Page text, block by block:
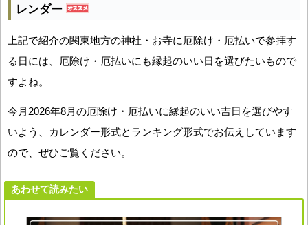
レンダー
上記で紹介の関東地方の神社・お寺に厄除け・厄払いで参拝す
る日には、厄除け・厄払いにも縁起のいい日を選びたいもので
すよね。
今月2026年8月の厄除け・厄払いに縁起のいい吉日を選びやす
いよう、カレンダー形式とランキング形式でお伝えしています
ので、ぜひご覧ください。
あわせて読みたい